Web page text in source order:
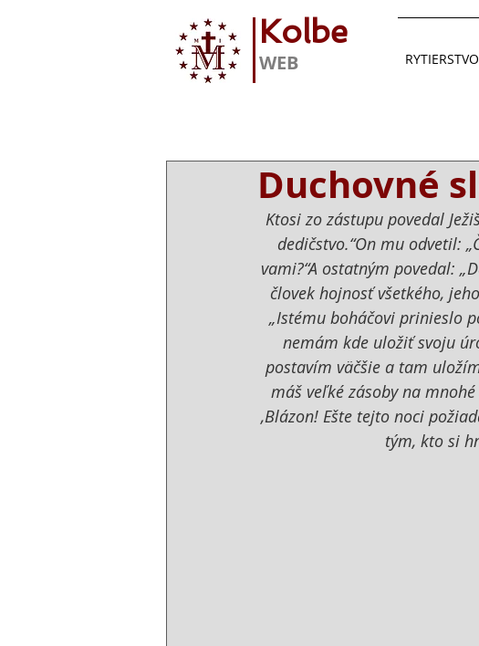
Kolbe
WEB
Duchovné
Ktosi zo zástupu povedal
dedičstvo.“On mu odvetil:
vami?“A ostatným povedal:
človek hojnosť všetkého,
„Istému boháčovi prinieslo
nemám kde uložiť svoju
postavím väčšie a tam
máš veľké zásoby na
‚Blázon! Ešte tejto noci
tým, kto si